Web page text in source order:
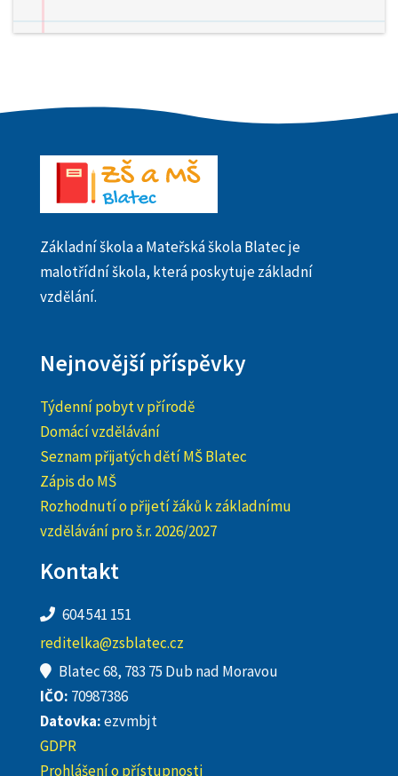
Základní škola a Mateřská škola Blatec je
malotřídní škola, která poskytuje základní
vzdělání.
Nejnovější příspěvky
Týdenní pobyt v přírodě
Domácí vzdělávání
Seznam přijatých dětí MŠ Blatec
Zápis do MŠ
Rozhodnutí o přijetí žáků k základnímu
vzdělávání pro š.r. 2026/2027
Kontakt
604 541 151
reditelka@zsblatec.cz
Blatec 68, 783 75 Dub nad Moravou
IČO: 70987386
Datovka:ezvmbjt
GDPR
Prohlášení o přístupnosti